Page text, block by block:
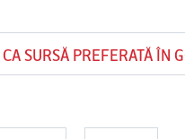
CA SURSĂ PREFERATĂ ÎN